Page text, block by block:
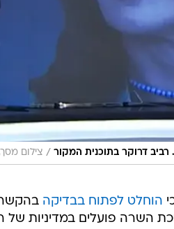
דרוקר בתוכנית המקור / צילום מסך,
הוחלט לפתוח בבדיקה בהקשר
השרה פועלים במדיניות של